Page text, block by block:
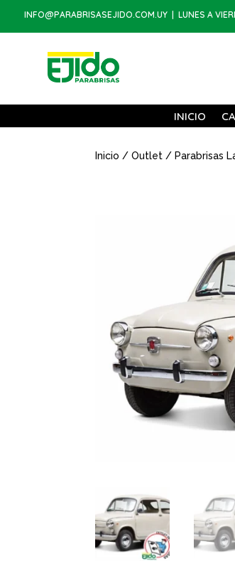
INFO@PARABRISASEJIDO.COM.UY| LUNES A
INICIO
Inicio /Outlet / Parabrisas